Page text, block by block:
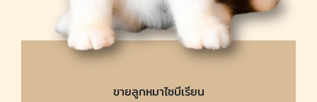
ขายลูกหมาไซบีเรียน